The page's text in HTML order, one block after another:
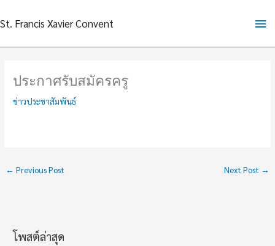
to
St. Francis Xavier Convent
ประกาศรับสมัครครู
ข่าวประชาสัมพันธ์
← Previous Post Next Post →
โพสต์ล่าสุด
ช่